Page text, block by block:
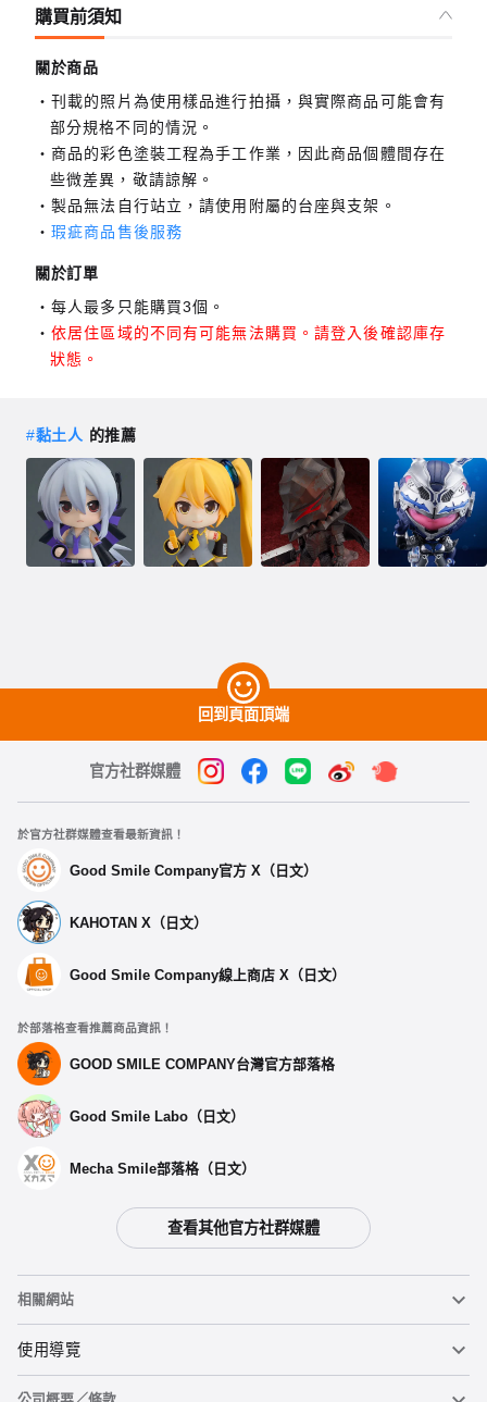
購買前須知
關於商品
刊載的照片為使用樣品進行拍攝，與實際商品可能會有
部分規格不同的情況。
商品的彩色塗裝工程為手工作業，因此商品個體間存在
些微差異，敬請諒解。
製品無法自行站立，請使用附屬的台座與支架。
瑕疵商品售後服務
關於訂單
每人最多只能購買3個。
依居住區域的不同有可能無法購買。請登入後確認庫存
狀態。
#黏土人 的推薦
回到頁面頂端
官方社群媒體
於官方社群媒體查看最新資訊！
Good Smile Company官方 X（日文）
KAHOTAN X（日文）
Good Smile Company線上商店 X（日文）
於部落格查看推薦商品資訊！
GOOD SMILE COMPANY台灣官方部落格
Good Smile Labo（日文）
Mecha Smile部落格（日文）
查看其他官方社群媒體
相關網站
黏土人
使用導覽